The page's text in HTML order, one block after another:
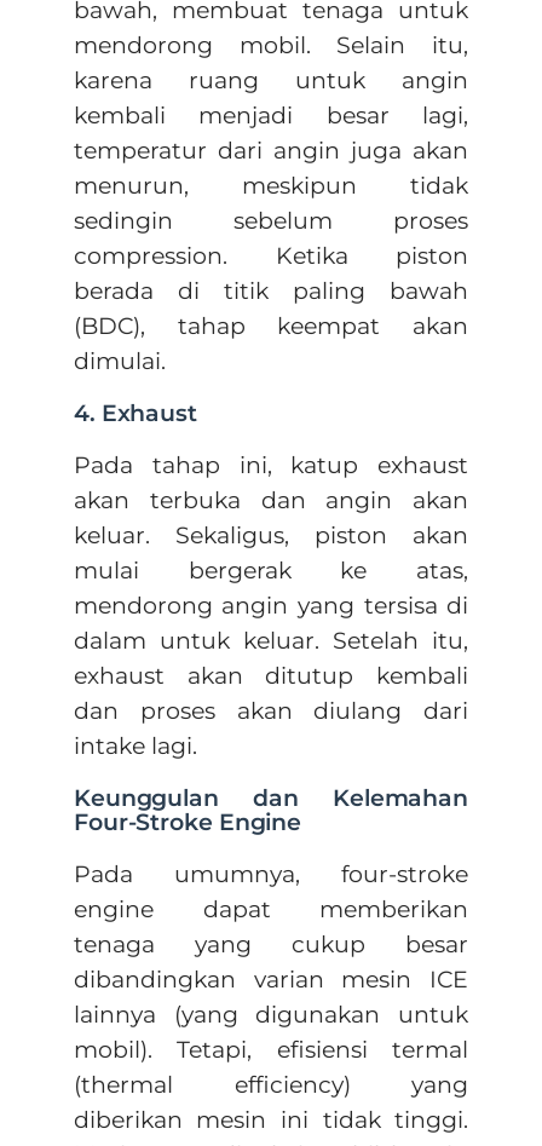
bawah, membuat tenaga untuk
mendorong mobil. Selain itu,
karena ruang untuk angin
kembali menjadi besar lagi,
temperatur dari angin juga akan
menurun, meskipun tidak
sedingin sebelum proses
compression. Ketika piston
berada di titik paling bawah
(BDC), tahap keempat akan
dimulai.
4. Exhaust
Pada tahap ini, katup exhaust
akan terbuka dan angin akan
keluar. Sekaligus, piston akan
mulai bergerak ke atas,
mendorong angin yang tersisa di
dalam untuk keluar. Setelah itu,
exhaust akan ditutup kembali
dan proses akan diulang dari
intake lagi.
Keunggulan dan Kelemahan
Four-Stroke Engine
Pada umumnya, four-stroke
engine dapat memberikan
tenaga yang cukup besar
dibandingkan varian mesin ICE
lainnya (yang digunakan untuk
mobil). Tetapi, efisiensi termal
(thermal efficiency) yang
diberikan mesin ini tidak tinggi.